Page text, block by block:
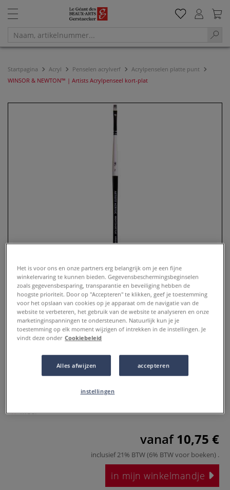
Startpagina Acryl Penselen acrylverf
Acrylpenselen platte punt
WINSOR & NEWTON™ | Artists Acrylpenseel kort-plat
WINSOR & NEWTON™ | Artists
Acrylpenseel kort-plat
0 Beoordeling
Meer
vanaf 10,75 €
inclusief 21% BTW (6% BTW voor boeken) .
in mijn winkelmandje
Het is voor ons en onze partners erg belangrijk om je een fijne
winkelervaring te kunnen bieden. Gegevensbeschermingsbeginselen
zoals gegevensbesparing, transparantie en beveiliging hebben de
hoogste prioriteit. Door op "Accepteren" te klikken, geef je toestemming
voor het opslaan van cookies op je apparaat om de navigatie van de
website te verbeteren, het gebruik van de website te analyseren en onze
marketinginspanningen te ondersteunen. Natuurlijk kun je je
toestemming op elk moment wijzigen of intrekken in de instellingen. Je
vindt deze onder Cookiebeleid
Alles afwijzen accepteren
instellingen